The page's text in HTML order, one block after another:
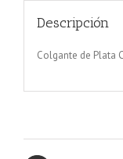
Descripción
Colgante de Plata